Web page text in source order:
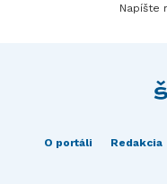
Napíšte
O portáli Redakcia